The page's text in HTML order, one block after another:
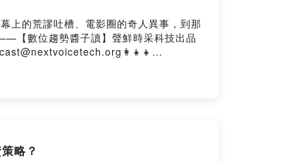
上的荒謬吐槽、電影圈的奇人異事，到那
數位趨勢醬子讀】聲鮮時采科技出品
略？